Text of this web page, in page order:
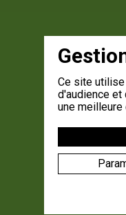
Ce site
d'audience
une meilleure